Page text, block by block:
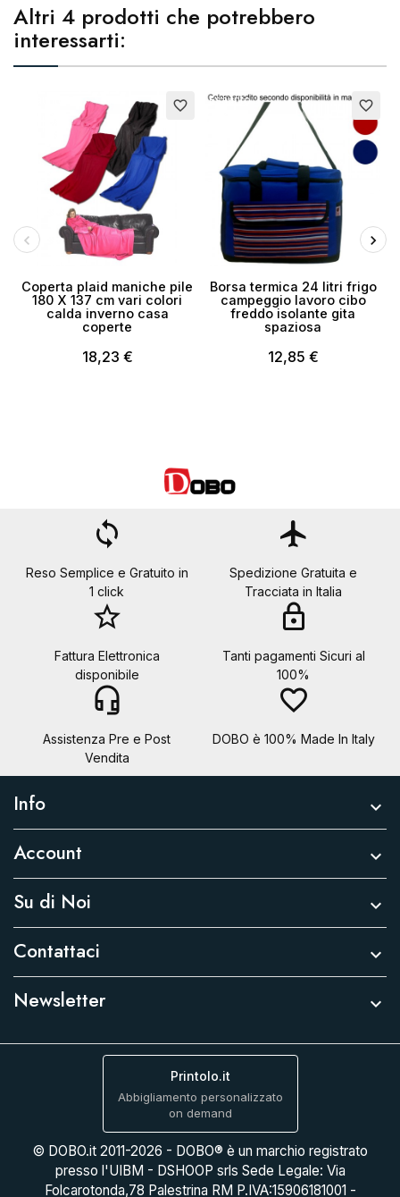
Altri 4 prodotti che potrebbero
interessarti:
favorite_border
Coperta plaid maniche pile
180 X 137 cm vari colori
calda inverno casa
coperte
18,23 €
Esaurito favorite_border
Borsa termica 24 litri frigo
campeggio lavoro cibo
freddo isolante gita
spaziosa
12,85 €
loop
Reso Semplice e Gratuito in
1 click
flight
Spedizione Gratuita e
Tracciata in Italia
star_border
Fattura Elettronica
disponibile
lock
Tanti pagamenti Sicuri al
100%
headset_mic
Assistenza Pre e Post
Vendita
favorite_border
DOBO è 100% Made In Italy
Info 
Account 
Su di Noi 
Contattaci 
Newsletter 
Printolo.it
Abbigliamento personalizzato
on demand
© DOBO.it 2011-2026 - DOBO® è un marchio registrato
presso l'UIBM - DSHOOP srls Sede Legale: Via
Folcarotonda,78 Palestrina RM P.IVA:15906181001 -